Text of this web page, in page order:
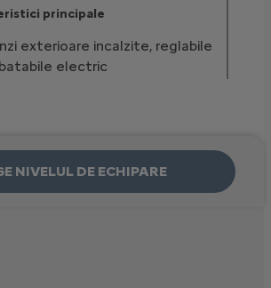
principale
exterioare incalzite, reglabile
electric
Reflection Unit (CRU) TFT
ADVANCED COMFORT®:
cu amortizare hidraulica
detalii
NIVELUL DE ECHIPARE